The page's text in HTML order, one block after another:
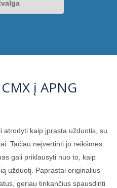
į APNG
atrodyti kaip įprasta užduotis, su
Tačiau neįvertinti jo reikšmės
gali priklausyti nuo to, kaip
užduotį. Paprastai originalius
geriau tinkančius spausdinti